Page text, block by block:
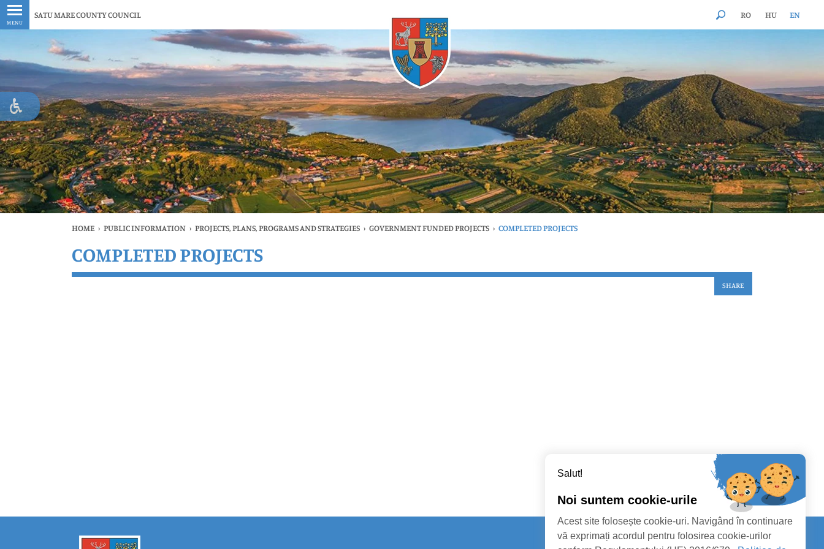
MENU
SATU MARE COUNTY COUNCIL RO HU EN
HOME › PUBLIC INFORMATION › PROJECTS, PLANS, PROGRAMS AND STRATEGIES › GOVERNMENT FUNDED PROJECTS › COMPLETED PROJECTS
COMPLETED PROJECTS
SHARE
Salut!
Noi suntem cookie-urile
Acest site folosește cookie-uri. Navigând în continuare
vă exprimați acordul pentru folosirea cookie-urilor